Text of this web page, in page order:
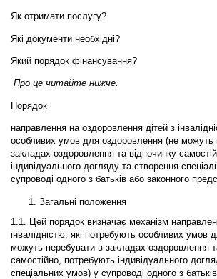
Як отримати послугу?
Які документи необхідні?
Який порядок фінансування?
Про це читайте нижче.
Порядок
направлення на оздоровлення дітей з
особливих умов для оздоровлення (не можуть
закладах оздоровлення та відпочинку
індивідуального догляду та створення
супроводі одного з батьків або законного
Загальні положення
1.1. Цей порядок визначає механізм
інвалідністю, які потребують особливих умов
можуть перебувати в закладах оздоровлення
самостійно, потребують індивідуального
спеціальних умов) у супроводі одного з